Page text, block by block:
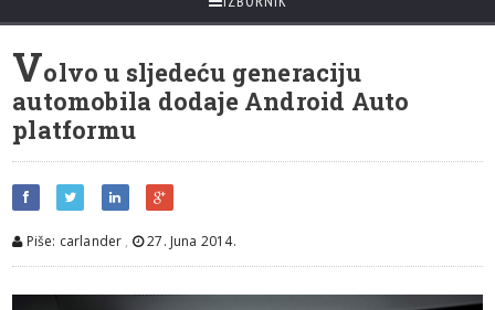
Volvo u sljedeću generaciju
automobila dodaje Android Auto
platformu
Piše: carlander , 27. Juna 2014.